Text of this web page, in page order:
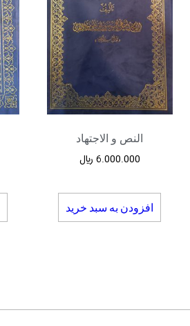
النص و الاجتهاد
6.000.000 ﷼
افزودن به سبد خرید